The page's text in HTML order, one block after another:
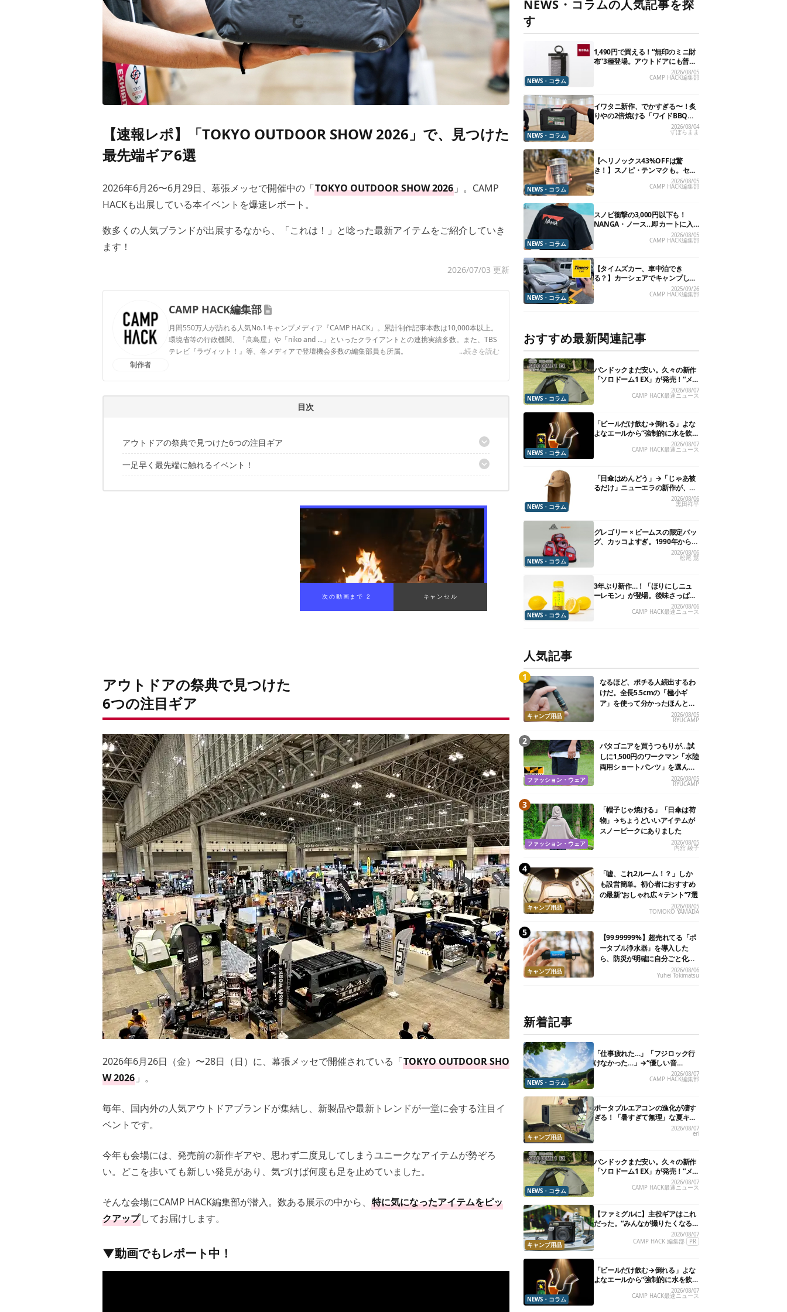
【速報レポ】「TOKYO OUTDOOR SHOW 2026」で、見つけた
最先端ギア6選
2026年6月26〜6月29日、幕張メッセで開催中の「TOKYO OUTDOOR SHOW 2026」。CAMP
HACKも出展している本イベントを爆速レポート。
数多くの人気ブランドが出展するなから、「これは！」と唸った最新アイテムをご紹介していき
ます！
2026/07/03 更新
制作者
CAMP HACK編集部
月間550万人が訪れる人気No.1キャンプメディア『CAMP HACK』。累計制作記事本数は10,000本以上。
環境省等の行政機関、「髙島屋」や「niko and ...」といったクライアントとの連携実績多数。また、TBS
テレビ『ラヴィット！』等、各メディアで登壇機会多数の編集部員も所属。
...続きを読む
目次
アウトドアの祭典で見つけた6つの注目ギア
その1. SOTO「カコム スモーカー」
その3. クリロン化成「BOS クーラーボックスが臭わない袋」
一足早く最先端に触れるイベント！
✔️こちらの記事もおすすめ
アウトドアの祭典で見つけた
6つの注目ギア
2026年6月26日（金）〜28日（日）に、幕張メッセで開催されている「TOKYO OUTDOOR SHO
W 2026」。
毎年、国内外の人気アウトドアブランドが集結し、新製品や最新トレンドが一堂に会する注目イ
ベントです。
今年も会場には、発売前の新作ギアや、思わず二度見してしまうユニークなアイテムが勢ぞろ
い。どこを歩いても新しい発見があり、気づけば何度も足を止めていました。
そんな会場にCAMP HACK編集部が潜入。数ある展示の中から、 特に気になったアイテムをピッ
クアップしてお届けします。
▼動画でもレポート中！
NEWS・コラムの人気記事を探
す
NEWS・コラム
1,490円で買える！“無印のミニ財
布”3種登場。アウトドアにも普段
2026/08/05
CAMP HACK編集部
NEWS・コラム
イワタニ新作、でかすぎる〜！炙
りやの2倍焼ける「ワイドBBQグ
リル」で“豪快焼肉”できるよ【再
販開始】
2026/08/04
ずぼらまま
NEWS・コラム
【ヘリノックス43%OFFは驚
き！】スノピ・テンマクも。セー
ル中の「見逃せないキャンプ道
具」12選
2026/08/05
CAMP HACK編集部
NEWS・コラム
スノピ衝撃の3,000円以下も！
NANGA・ノース…即カートに入
れたいアウトドアな「値下げ夏
2026/08/05
CAMP HACK編集部
NEWS・コラム
【タイムズカー、車中泊でき
る？】カーシェアでキャンプした
いので、直接聞いてみました2025/09/26
CAMP HACK編集部
おすすめ最新関連記事
NEWS・コラム
バンドックまだ安い。久々の新作
「ソロドーム1 EX」が発売！“メ
ッシュインナー”だけでも使える
よ【防災も◎】
2026/08/07
CAMP HACK最速ニュース
NEWS・コラム
「ビールだけ飲む→倒れる」よな
よなエールから“強制的に水を飲
2026/08/07
CAMP HACK最速ニュース
NEWS・コラム
「日傘はめんどう」→「じゃあ被
るだけ」ニューエラの新作が、真
2026/08/06
黒田祥平
NEWS・コラム
グレゴリー × ビームスの限定バッ
グ、カッコよすぎ。1990年から“3
年のみ使用”されていた、紫タグ
2026/08/06
松尾 慧
NEWS・コラム
3年ぶり新作…！「ほりにしニュ
ーレモン」が登場。後味さっぱり
の万能スパイス！【8月21日発
2026/08/06
CAMP HACK最速ニュース
人気記事
キャンプ用品
なるほど、ポチる人続出するわ
けだ。全長5.5cmの「極小ギ
ア」を使って分かったほんとの
2026/08/05
RYUCAMP
ファッション・ウェア
パタゴニアを買うつもりが…試
しに1,500円のワークマン「水陸
両用ショートパンツ」を選んだ
2026/08/05
RYUCAMP
ファッション・ウェア
「帽子じゃ焼ける」「日傘は荷
物」→ちょうどいいアイテムが
スノーピークにありました
2026/08/05
内舘 綾子
キャンプ用品
「嘘、これ2ルーム！？」しか
も設営簡単。初心者におすすめ
の最新“おしゃれ広々テント”7選
2026/08/05
TOMOKO YAMADA
キャンプ用品
【99.99999%】超売れてる「ポ
ータブル浄水器」を導入した
ら、防災が明確に自分ごと化し
2026/08/06
Yuhei Tokimatsu
新着記事
NEWS・コラム
「仕事疲れた…」「フジロック行
けなかった…」→“優しい音
楽”と“大きな自然”で治癒。まだ間
に合います。
2026/08/07
CAMP HACK編集部
キャンプ用品
ポータブルエアコンの進化が凄す
ぎる！「暑すぎて無理」な夏キャ
ンプを激変させる最新5選2026/08/07
eri
NEWS・コラム
バンドックまだ安い。久々の新作
「ソロドーム1 EX」が発売！“メ
ッシュインナー”だけでも使える
よ【防災も◎】
2026/08/07
CAMP HACK最速ニュース
キャンプ用品
【ファミグルに】主役ギアはこれ
だった。“みんなが撮りたくなる
カメラ”が楽しすぎる！
2026/08/07
CAMP HACK 編集部
PR
NEWS・コラム
「ビールだけ飲む→倒れる」よな
よなエールから“強制的に水を飲
2026/08/07
CAMP HACK最速ニュース